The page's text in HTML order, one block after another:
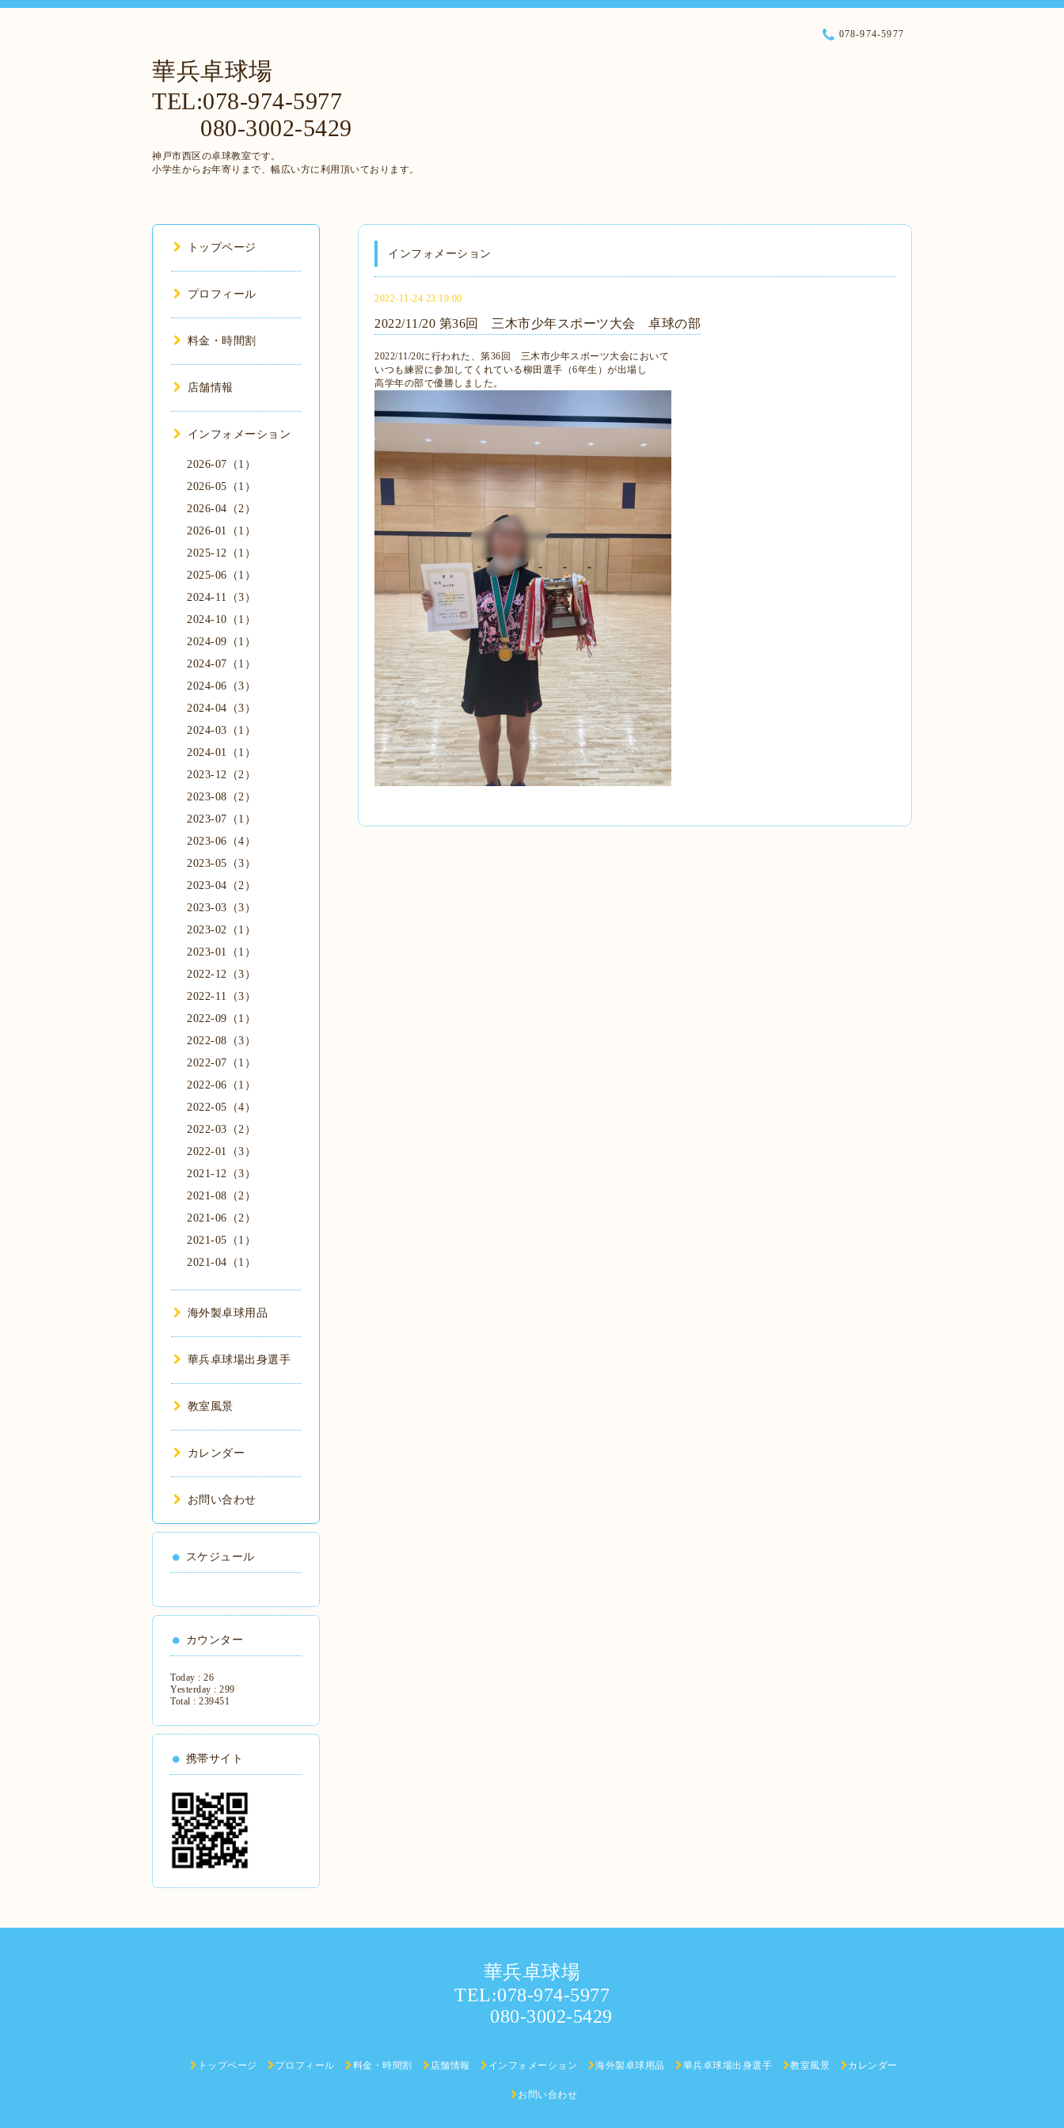
華兵卓球場
TEL:078-974-5977
080-3002-5429
神戸市西区の卓球教室です。
小学生からお年寄りまで、幅広い方に利用頂いております。
078-974-5977
インフォメーション
2022-11-24 23:19:00
2022/11/20 第36回 三木市少年スポーツ大会 卓球の部
2022/11/20に行われた、第36回 三木市少年スポーツ大会において
いつも練習に参加してくれている柳田選手（6年生）が出場し
高学年の部で優勝しました。
トップページ
プロフィール
料金・時間割
店舗情報
インフォメーション
2026-07（1）
2026-05（1）
2026-04（2）
2026-01（1）
2025-12（1）
2025-06（1）
2024-11（3）
2024-10（1）
2024-09（1）
2024-07（1）
2024-06（3）
2024-04（3）
2024-03（1）
2024-01（1）
2023-12（2）
2023-08（2）
2023-07（1）
2023-06（4）
2023-05（3）
2023-04（2）
2023-03（3）
2023-02（1）
2023-01（1）
2022-12（3）
2022-11（3）
2022-09（1）
2022-08（3）
2022-07（1）
2022-06（1）
2022-05（4）
2022-03（2）
2022-01（3）
2021-12（3）
2021-08（2）
2021-06（2）
2021-05（1）
2021-04（1）
海外製卓球用品
華兵卓球場出身選手
教室風景
カレンダー
お問い合わせ
スケジュール
カウンター
Today : 26
Yesterday : 299
Total : 239451
携帯サイト
華兵卓球場
TEL:078-974-5977
080-3002-5429
トップページ プロフィール 料金・時間割 店舗情報 インフォメーション 海外製卓球用品 華兵卓球場出身選手 教室風景 カレンダー
お問い合わせ